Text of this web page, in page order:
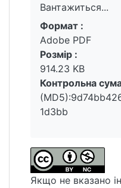
Вантажиться...
Вантажиться...
Формат :
Adobe PDF
Розмір :
914.23 KB
Контрольна
1d3bb
Якщо не вказано